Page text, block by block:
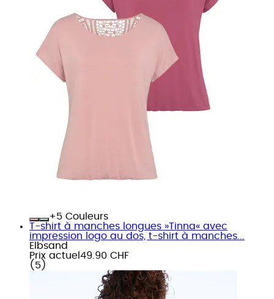
+
Couleurs
T-shirt à manches longues »Tinna« avec
impression logo au dos, t-shirt à manches...
Elbsand
Prix actuel 49.90 CHF
( 5 )